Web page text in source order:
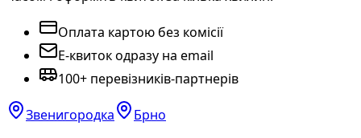
Оплата картою без комісії
E-квиток одразу на email
100+ перевізників-партнерів
Звенигородка Брно